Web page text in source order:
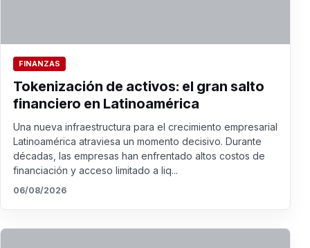
FINANZAS
Tokenización de activos: el gran salto
financiero en Latinoamérica
Una nueva infraestructura para el crecimiento empresarial
Latinoamérica atraviesa un momento decisivo. Durante
décadas, las empresas han enfrentado altos costos de
financiación y acceso limitado a liq...
06/08/2026